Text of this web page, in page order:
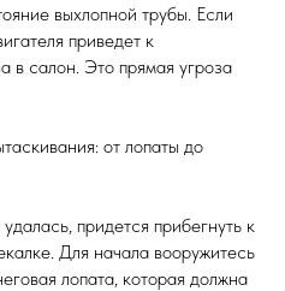
выхлопной трубы. Если
приведет к
в салон. Это прямая угроза
от лопаты до
придется прибегнуть к
Для начала вооружитесь
лопата, которая должна